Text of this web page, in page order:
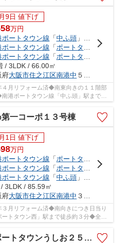
9日 値下げ
万円
ポートタウン線 「中ふ頭」駅 徒歩8分
ポートタウン線 「ポートタウン西
ポートタウン線 「ポートタウン東
/ 3LDK / 66.00㎡
府大阪市住之江区南港中 ５丁目
４月リフォーム済◆南東向きの１１階部
港ポートタウン線「中ふ頭」駅まで徒
一コーポ１３号棟
1日 値下げ
万円
ポートタウン線 「ポートタウン西
ポートタウン線 「ポートタウン東
ポートタウン線 「中ふ頭」駅 徒歩13分
3LDK / 85.59㎡
府大阪市住之江区南港中 ３丁目
３月リフォーム済◆南向きにつき日当り
トタウン西」駅まで徒歩約３分◆全居
つきいつでも内覧可能
トタウンうしお２５号棟